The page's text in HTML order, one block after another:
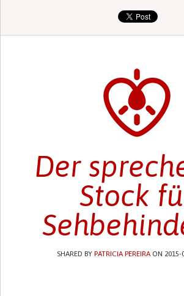
Der
Stock
SHARED BY PATRICIA PEREIRAON 2015-